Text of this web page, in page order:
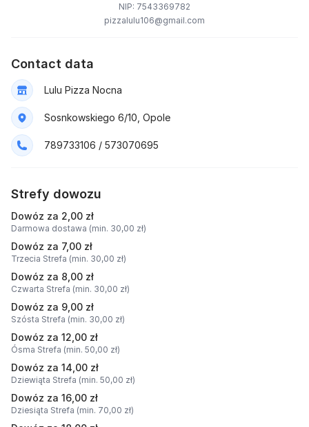
NIP: 7543369782
pizzalulu106@gmail.com
Contact data
Lulu Pizza Nocna
Sosnkowskiego 6/10, Opole
789733106 / 573070695
Strefy dowozu
Dowóz za 2,00 zł
Darmowa dostawa (min. 30,00 zł)
Dowóz za 7,00 zł
Trzecia Strefa (min. 30,00 zł)
Dowóz za 8,00 zł
Czwarta Strefa (min. 30,00 zł)
Dowóz za 9,00 zł
Szósta Strefa (min. 30,00 zł)
Dowóz za 12,00 zł
Ósma Strefa (min. 50,00 zł)
Dowóz za 14,00 zł
Dziewiąta Strefa (min. 50,00 zł)
Dowóz za 16,00 zł
Dziesiąta Strefa (min. 70,00 zł)